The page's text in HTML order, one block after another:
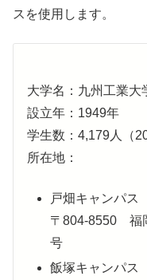
スを使用します。
大学名：九州工業大
設立年：1949年
学生数：4,179人（
所在地：
戸畑キャンパス
〒804-8550 福
号
飯塚キャンパス